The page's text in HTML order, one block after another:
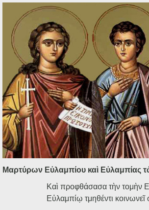
Σκέψεις-προβληματισμοί
Ηχητικά
Μαρτύρων Εὐλαμπίου καὶ Εὐλαμπίας
Καὶ προφθάσασα τὴν τομὴν
Εὐλαμπίῳ τμηθέντι κοινωνεῖ